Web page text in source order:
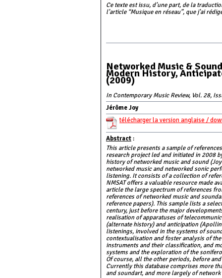
Ce texte est issu, d’une part, de la
l’article “Musique en réseau”, que j’ai
Networked Music &
Modern History,
(2009)
In Contemporary Music Review, Vol. 28,
Jérôme Joy
télécharger la version anglaise /
Abstract:
This article presents a sample of
research project led and initiated in 2008
history of networked music and sound
networked music and networked sonic
listening. It consists of a collection of
NMSAT offers a valuable resource made
article the large spectrum of references
references of networked music and
reference papers). This sample lists a
century, just before the major
realisation of apparatuses of
(alternate history) and anticipation
listenings, involved in the systems of
contextualisation and foster analysis of
instruments and their classification, and
systems and the exploration of the
Of course, all the other periods, before
Currently this database comprises more
and soundart, and more largely of network